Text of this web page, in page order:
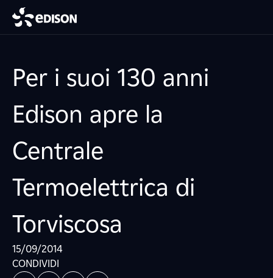
Per i suoi 130 anni
Edison apre la
Centrale
Termoelettrica di
Torviscosa
15/09/2014
CONDIVIDI